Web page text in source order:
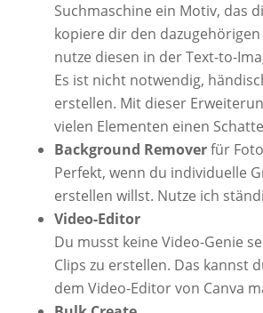
Suchmaschine ein Motiv, das
kopiere dir den
nutze diesen in der Text-to-
Es ist nicht notwendig,
erstellen. Mit dieser
vielen Elementen einen
Background Removerfür
Perfekt, wenn du individuelle
erstellen willst. Nutze ich
Video-Editor
Du musst keine Video-Genie
Clips zu erstellen. Das kannst
dem Video-Editor von Canva